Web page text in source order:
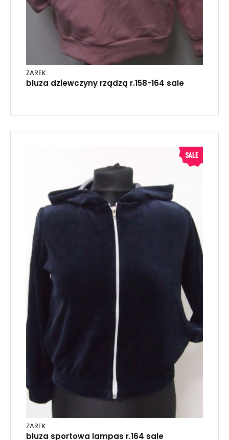
ŻAREK
bluza dziewczyny rządzą r.158-164 sale
ŻAREK
bluza sportowa lampas r.164 sale